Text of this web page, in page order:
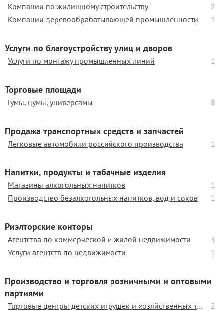
2
Компании по жилищному строительству
1
Компании деревообрабатывающей промышленности
Услуги по благоустройству улиц и дворов
1
Услуги по монтажу промышленных линий
Торговые площади
8
Гумы, цумы, универсамы
Продажа транспортных средств и запчастей
1
Легковые автомобили российского производства
Напитки, продукты и табачные изделия
1
Магазины алкогольных напитков
1
Производство безалкогольных напитков, вод и соков
Риэлторские конторы
3
Агентства по коммерческой и жилой недвижимости
1
Услуги агентств по недвижимости
Производство и торговля розничными и оптовыми
партиями
2
Торговые центры детских игрушек и хозяйственных товаров